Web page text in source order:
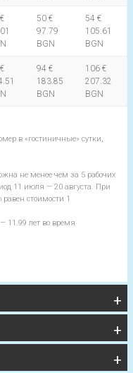
50 €
97.79
BGN
54 €
105.61
BGN
94 €
183.85
BGN
106 €
207.32
BGN
в «гостиничные» сутки,
не менее чем за 5 рабочих
11 июля — 20 августа. При
стоимости 1
11.99 лет во время